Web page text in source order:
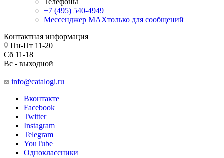
+7 (495) 540-4949
Мессенджер МАХтолько для сообщений
Контактная информация
Пн-Пт 11-20
Сб 11-18
Вс - выходной
info@catalogi.ru
Вконтакте
Facebook
Twitter
Instagram
Telegram
YouTube
Одноклассники